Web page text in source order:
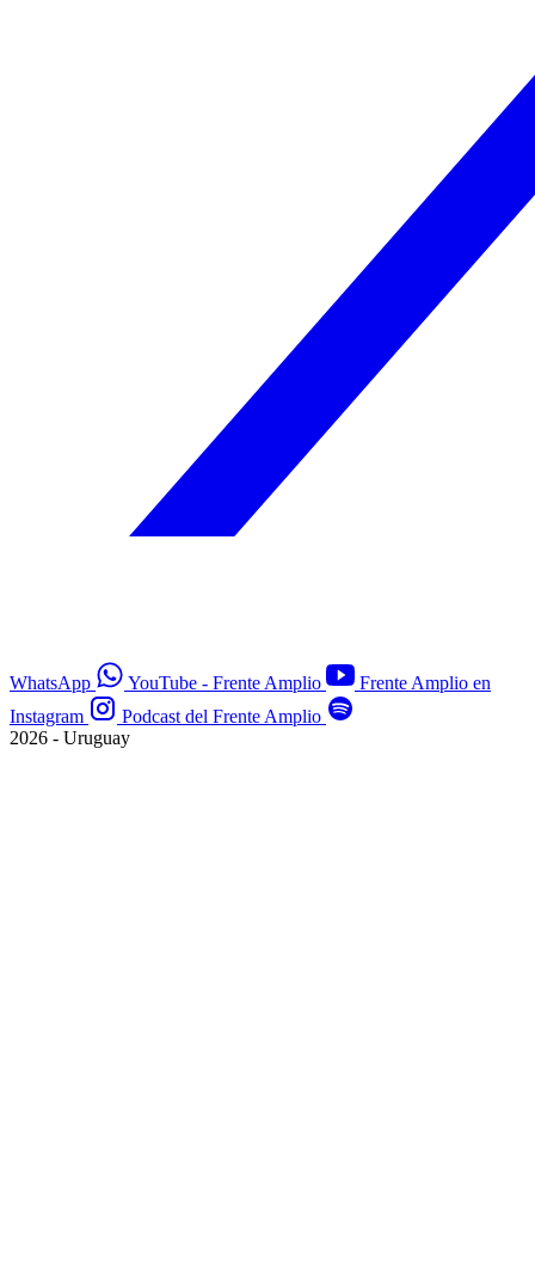
WhatsApp YouTube - Frente Amplio
Frente Amplio en
Instagram
Podcast del Frente Amplio
2026 - Uruguay